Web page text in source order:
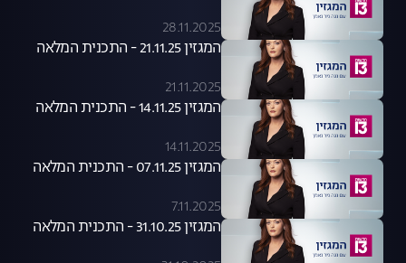
28.11.2025
המגזין 21.11.25 - התכנית המלאה
21.11.2025
המגזין 14.11.25 - התכנית המלאה
14.11.2025
המגזין 07.11.25 - התכנית המלאה
7.11.2025
המגזין 31.10.25 - התכנית המלאה